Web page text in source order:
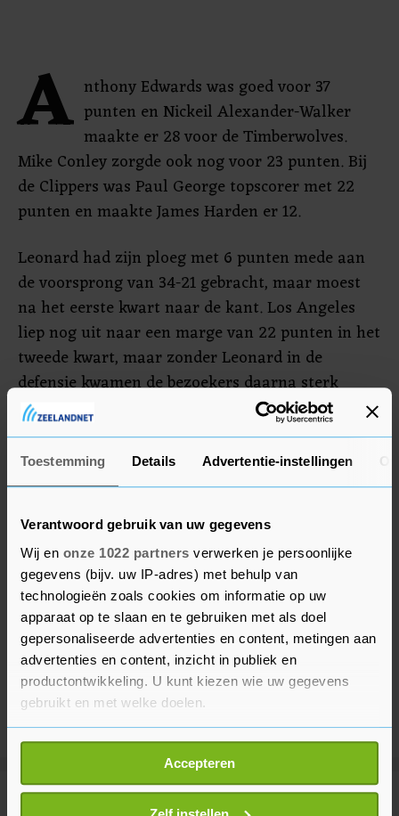
Toestemming Details Advertentie-instellingen
Verantwoord gebruik van uw gegevens
Wij en onze 1022 partners verwerken je persoonlijke
gegevens (bijv. uw IP-adres) met behulp van
technologieën zoals cookies om informatie op uw
apparaat op te slaan en te gebruiken met als doel
gepersonaliseerde advertenties en content, metingen aan
advertenties en content, inzicht in publiek en
productontwikkeling. U kunt kiezen wie uw gegevens
gebruikt en met welke doelen.
Als u het toestaat, willen we ook graag:
Informatie verzamelen over uw geografische
locatie, die tot een paar meter nauwkeurig kan zijn
Uw apparaat identificeren door het actief te
Accepteren
A nthony Edwards was goed voor 37
punten en Nickeil Alexander-Walker
maakte er 28 voor de Timberwolves.
Mike Conley zorgde ook nog voor 23 punten. Bij
de Clippers was Paul George topscorer met 22
punten en maakte James Harden er 12.
Leonard had zijn ploeg met 6 punten mede aan
de voorsprong van 34-21 gebracht, maar moest
na het eerste kwart naar de kant. Los Angeles
liep nog uit naar een marge van 22 punten in het
tweede kwart, maar zonder Leonard in de
defensie kwamen de bezoekers daarna sterk
terug.